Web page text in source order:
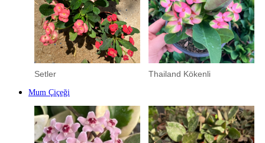
Setler Thailand Kökenli
Mum Çiçeği